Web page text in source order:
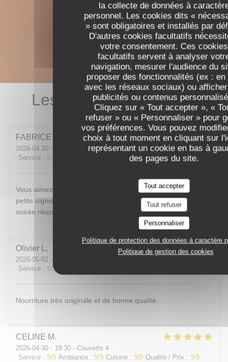
la collecte de données à
personnel. Les cookies dits «
» sont obligatoires et installés par
D'autres cookies facultatifs
votre consentement. Ces cookies
facultatifs servent à analyser
navigation, mesurer l'audience du
proposer des fonctionnalités (ex : en
avec les réseaux sociaux) ou
publicités ou contenus
Cliquez sur « Tout accepter », «
refuser » ou « Personnaliser » pour
vos préférences. Vous pouvez
choix à tout moment en cliquant sur
représentant un cookie en bas à
des pages du site.
Tout accepter
Tout refuser
Personnaliser
Politique de protection des données à caractère
Politique de gestion des cookies
Les avis de nos clients
FABRICE
2026-04-30 - 19:30 - Couverts 6
Service : 5/5 : 5/5 Qualité / Prix: 5/5
Vous aimez le jazz, une ambiance cosy, un personnel aux
petits oignons ? Melle Simone sera un bon choix pour une
soirée réussie.
Olivier
2026-05-02 - 20:00 - Couverts 2
Service : 5/5
Nourriture très originale et de bonne qualité.
CELINE M
2026-04-30 - 19:30 - Couverts 4
Service : 5/5 Ambiance : 5/5 Cuisine : 5/5 Qualité / Prix : 5/5